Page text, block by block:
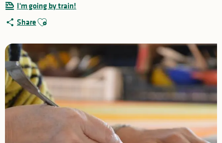
I'm going by train!
Share Ajouter aux favoris